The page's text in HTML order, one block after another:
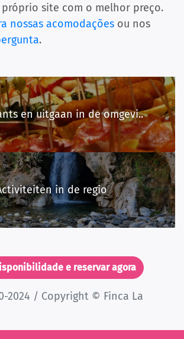
próprio site com o melhor preço.
nossas acomodações ou nos
.
in de regio
en uitgaan in de omgevi..
e reservar agora
2024 / Copyright © Finca La